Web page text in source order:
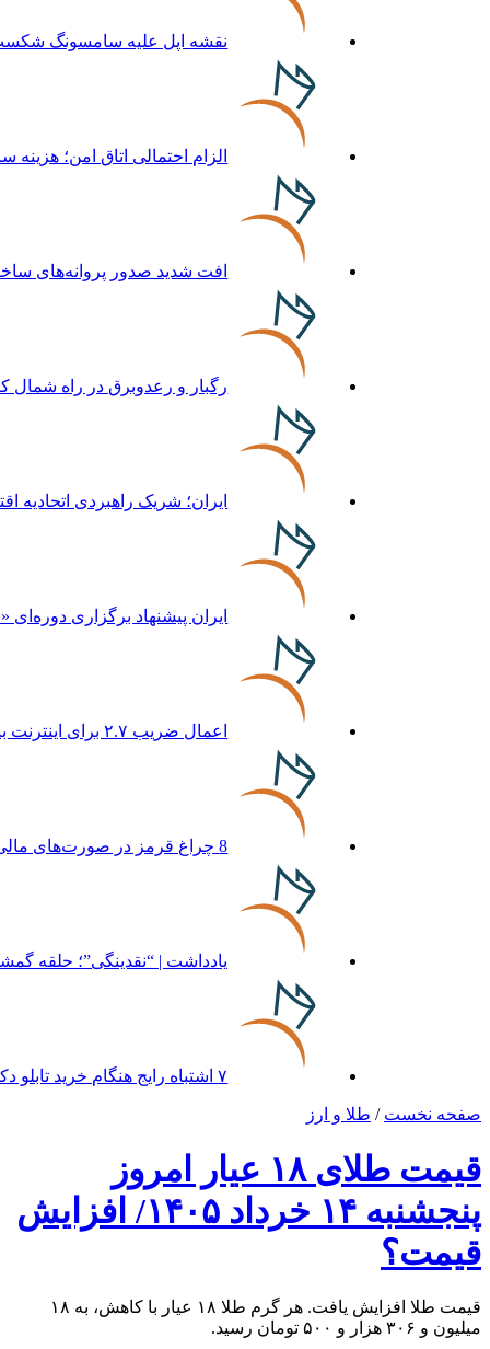
نقشه اپل علیه سامسونگ
الزام احتمالی اتاق امن؛
افت شدید صدور پروانه‌های
رگبار و رعدوبرق در راه
ایران؛ شریک راهبردی
ایران پیشنهاد برگزاری دوره‌ای
اعمال ضریب ۲.۷ برای اینترنت بین‌الملل صحت دارد؟ / واکنش سازمان تنظیم مقررات
8 چراغ قرمز در صورت‌های مالی که احتمال تقلب را آشکار می‌کند
یادداشت | “نقدینگی”؛ حلقه
۷ اشتباه رایج هنگام خرید تابلو دکوراتیو که بهتر است مرتکب نشوید
صفحه نخست / طلا و ارز
قیمت طلای ۱۸ عیار امروز
پنجشنبه ۱۴ خرداد ۱۴۰۵/ افزایش
قیمت؟
قیمت طلا افزایش یافت. هر گرم طلا ۱۸ عیار با کاهش، به ۱۸
میلیون و ۳۰۶ هزار و ۵۰۰ تومان رسید.